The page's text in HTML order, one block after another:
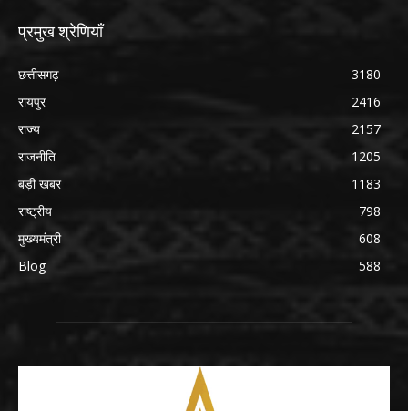
प्रमुख श्रेणियाँ
छत्तीसगढ़
3180
रायपुर
2416
राज्य
2157
राजनीति
1205
बड़ी खबर
1183
राष्ट्रीय
798
मुख्यमंत्री
608
Blog
588